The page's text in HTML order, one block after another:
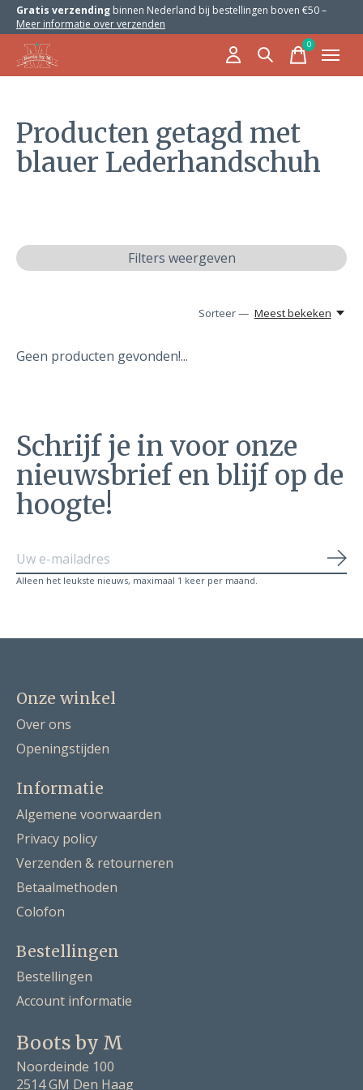
Gratis verzending binnen Nederland bij bestellingen boven €50 –
Meer informatie over verzenden
0items
Producten getagd met
blauer Lederhandschuh
Filters weergeven
Sorteer — Meest bekeken
Geen producten gevonden!...
Schrijf je in voor onze
nieuwsbrief en blijf op de
hoogte!
Alleen het leukste nieuws, maximaal 1 keer per maand.
Onze winkel
Over ons
Openingstijden
Informatie
Algemene voorwaarden
Privacy policy
Verzenden & retourneren
Betaalmethoden
Colofon
Bestellingen
Bestellingen
Account informatie
Boots by M
Noordeinde 100
2514 GM Den Haag